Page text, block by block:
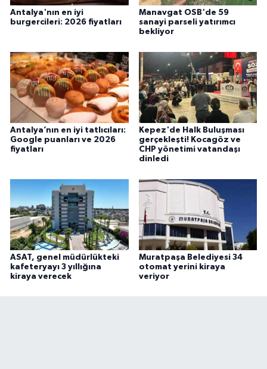
Antalya'nın en iyi
burgercileri: 2026 fiyatları
Manavgat OSB'de 59
sanayi parseli yatırımcı
bekliyor
Antalya’nın en iyi tatlıcıları:
Google puanları ve 2026
fiyatları
Kepez'de Halk Buluşması
gerçekleşti! Kocagöz ve
CHP yönetimi vatandaşı
dinledi
ASAT, genel müdürlükteki
kafeteryayı 3 yıllığına
kiraya verecek
Muratpaşa Belediyesi 34
otomat yerini kiraya
veriyor